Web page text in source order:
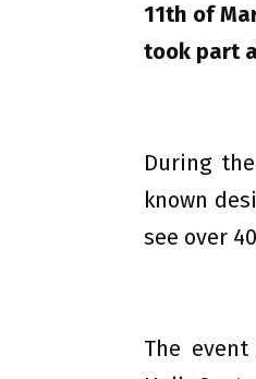
11th of
took part
During
known
see over
The